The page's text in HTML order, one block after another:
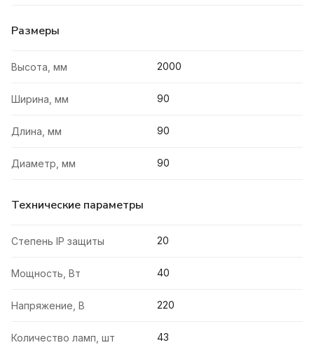
Размеры
Высота, мм 2000
Ширина, мм 90
Длина, мм 90
Диаметр, мм 90
Технические параметры
Степень IP защиты 20
Мощность, Вт 40
Напряжение, В 220
Количество ламп, шт 43